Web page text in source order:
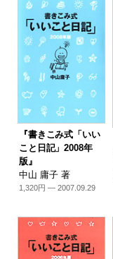
『書きこみ式「いい
こと日記」2008年
版』
中山 庸子 著
1,320円 — 2007.09.29